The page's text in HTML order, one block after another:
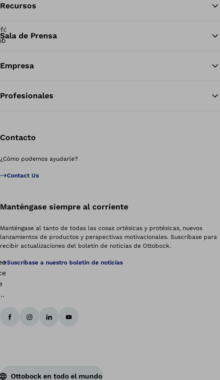
Recursos
Sala de Prensa
Empresa
Profesionales
Contacto
¿Cómo podemos ayudarle?
Contact Us
Manténgase siempre al corriente
Manténgase al tanto de todas las cosas ortésicas y protésicas, nuevos
lanzamientos de productos y perspectivas motivacionales. Suscríbase para
recibir actualizaciones del boletín de noticias de Ottobock.
Suscríbase a nuestro boletín de noticias
Ottobock en todo el mundo